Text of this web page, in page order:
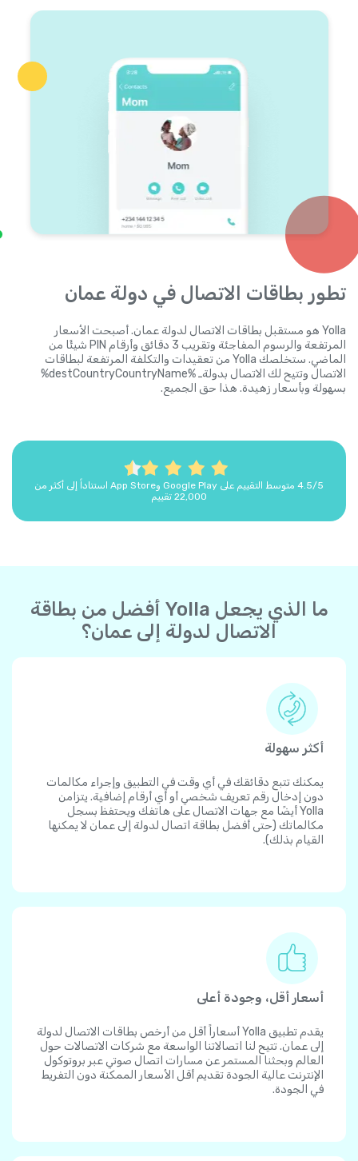
تطور بطاقات الاتصال في دولة عمان
Yolla هو مستقبل بطاقات الاتصال لدولة عمان. أصبحت الأسعار
المرتفعة والرسوم المفاجئة وتقريب 3 دقائق وأرقام PIN شيئًا من
الماضي. ستخلصك Yolla من تعقيدات والتكلفة المرتفعة لبطاقات
الاتصال وتتيح لك الاتصال بدولةـ %destCountryCountryName%
بسهولة وبأسعار زهيدة. هذا حق الجميع.
4.5/5 متوسط التقييم على Google Play وApp Store استناداً إلى أكثر من
22,000 تقييم
ما الذي يجعل Yolla أفضل من بطاقة
الاتصال لدولة إلى عمان؟
أكثر سهولة
يمكنك تتبع دقائقك في أي وقت في التطبيق وإجراء مكالمات
دون إدخال رقم تعريف شخصي أو أي أرقام إضافية. يتزامن
Yolla أيضًا مع جهات الاتصال على هاتفك ويحتفظ بسجل
مكالماتك (حتى أفضل بطاقة اتصال لدولة إلى عمان لا يمكنها
القيام بذلك).
أسعار أقل، وجودة أعلى
يقدم تطبيق Yolla أسعاراً أقل من أرخص بطاقات الاتصال لدولة
إلى عمان. تتيح لنا اتصالاتنا الواسعة مع شركات الاتصالات حول
العالم وبحثنا المستمر عن مسارات اتصال صوتي عبر بروتوكول
الإنترنت عالية الجودة تقديم أقل الأسعار الممكنة دون التفريط
في الجودة.